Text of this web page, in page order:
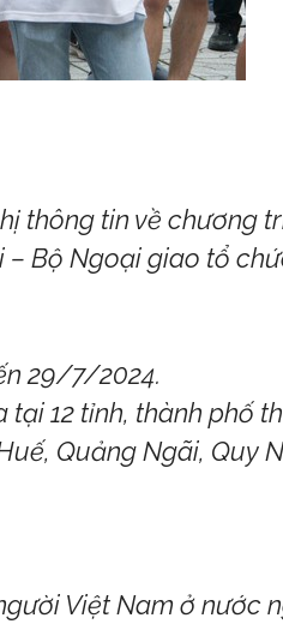
thông tin về chương
Bộ Ngoại giao tổ
29/7/2024.
12 tỉnh, thành phố
Quảng Ngãi, Quy
Việt Nam ở nước